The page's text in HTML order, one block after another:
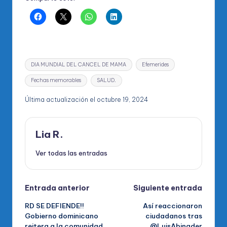
Etiquetas:
DIA MUNDIAL DEL CANCEL DE MAMA Efemerides
Fechas memorables SALUD.
Última actualización el octubre 19, 2024
Lia R.
Ver todas las entradas
Navegación
de
Entrada anterior
RD SE DEFIENDE!!
Gobierno dominicano
Siguiente entrada
Así reaccionaron
ciudadanos tras